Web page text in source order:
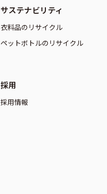
サステナビリティ
衣料品のリサイクル
ペットボトルのリサイクル
採用
採用情報